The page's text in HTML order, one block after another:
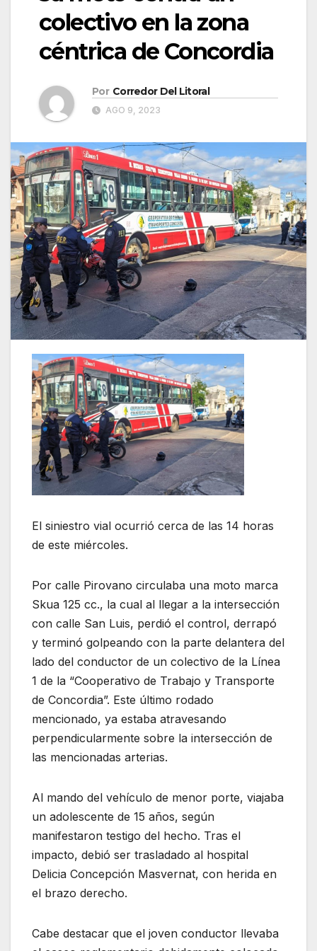
colectivo en la zona
céntrica de Concordia
Por Corredor Del Litoral
AGO 9, 2023
El siniestro vial ocurrió cerca de las 14 horas
de este miércoles.
Por calle Pirovano circulaba una moto marca
Skua 125 cc., la cual al llegar a la intersección
con calle San Luis, perdió el control, derrapó
y terminó golpeando con la parte delantera del
lado del conductor de un colectivo de la Línea
1 de la “Cooperativo de Trabajo y Transporte
de Concordia”. Este último rodado
mencionado, ya estaba atravesando
perpendicularmente sobre la intersección de
las mencionadas arterias.
Al mando del vehículo de menor porte, viajaba
un adolescente de 15 años, según
manifestaron testigo del hecho. Tras el
impacto, debió ser trasladado al hospital
Delicia Concepción Masvernat, con herida en
el brazo derecho.
Cabe destacar que el joven conductor llevaba